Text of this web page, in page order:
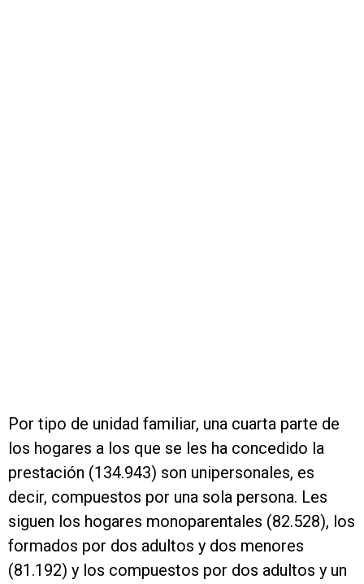
Por tipo de unidad familiar, una cuarta parte de
los hogares a los que se les ha concedido la
prestación (134.943) son unipersonales, es
decir, compuestos por una sola persona. Les
siguen los hogares monoparentales (82.528), los
formados por dos adultos y dos menores
(81.192) y los compuestos por dos adultos y un